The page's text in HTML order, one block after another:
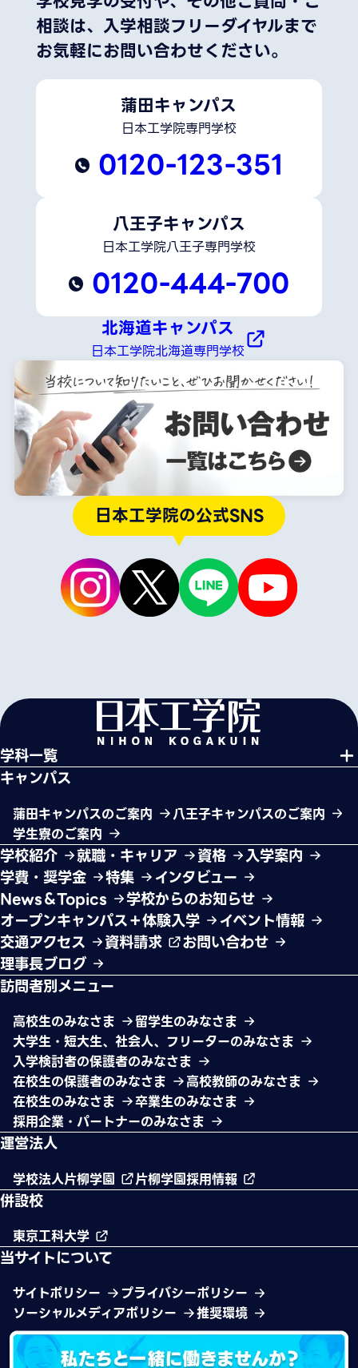
相談は、 入学相談フリーダイヤルまで
お気軽にお問い合わせください。
蒲田キャンパス
日本工学院専門学校
0120-123-351
八王子キャンパス
日本工学院八王子専門学校
0120-444-700
北海道キャンパス
日本工学院北海道専門学校
日本工学院の公式SNS
学科一覧
キャンパス
蒲田キャンパスのご案内
八王子キャンパスのご案内
学生寮のご案内
学校紹介 就職・キャリア 資格
入学案内
学費・奨学金
特集
インタビュー
News＆Topics
学校からのお知らせ
オープンキャンパス＋体験入学
イベント情報
交通アクセス
資料請求
お問い合わせ
理事長ブログ
訪問者別メニュー
高校生のみなさま
留学生のみなさま
大学生・短大生、社会人、フリーターのみなさま
入学検討者の保護者のみなさま
在校生の保護者のみなさま
高校教師のみなさま
在校生のみなさま
卒業生のみなさま
採用企業・パートナーのみなさま
運営法人
学校法人片柳学園 片柳学園採用情報
併設校
東京工科大学
当サイトについて
サイトポリシー
プライバシーポリシー
ソーシャルメディアポリシー
推奨環境